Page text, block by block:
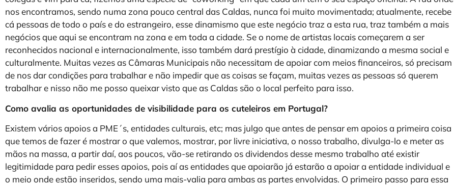
nos encontramos, sendo numa zona pouco central das Caldas, nunca foi muito movimentada; atualmente, recebe
cá pessoas de todo o país e do estrangeiro, esse dinamismo que este negócio traz a esta rua, traz também a mais
negócios que aqui se encontram na zona e em toda a cidade. Se o nome de artistas locais começarem a ser
reconhecidos nacional e internacionalmente, isso também dará prestígio à cidade, dinamizando a mesma social e
culturalmente. Muitas vezes as Câmaras Municipais não necessitam de apoiar com meios financeiros, só precisam
de nos dar condições para trabalhar e não impedir que as coisas se façam, muitas vezes as pessoas só querem
trabalhar e nisso não me posso queixar visto que as Caldas são o local perfeito para isso.
Como avalia as oportunidades de visibilidade para os cuteleiros em Portugal?
Existem vários apoios a PME´s, entidades culturais, etc; mas julgo que antes de pensar em apoios a primeira coisa
que temos de fazer é mostrar o que valemos, mostrar, por livre iniciativa, o nosso trabalho, divulga-lo e meter as
mãos na massa, a partir daí, aos poucos, vão-se retirando os dividendos desse mesmo trabalho até existir
legitimidade para pedir esses apoios, pois aí as entidades que apoiarão já estarão a apoiar a entidade individual e
o meio onde estão inseridos, sendo uma mais-valia para ambas as partes envolvidas. O primeiro passo para essa